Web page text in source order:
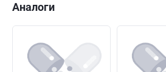
Аналоги